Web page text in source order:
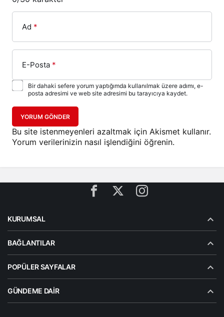
Ad *
E-Posta *
Bir dahaki sefere yorum yaptığımda kullanılmak üzere adımı, e-
posta adresimi ve web site adresimi bu tarayıcıya kaydet.
YORUM GÖNDER
Bu site istenmeyenleri azaltmak için Akismet kullanır.
Yorum verilerinizin nasıl işlendiğini öğrenin.
KURUMSAL
BAĞLANTILAR
POPÜLER SAYFALAR
GÜNDEME DAIR